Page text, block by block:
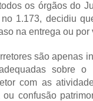
os órgãos do
1.173, decidiu
na entrega ou
são apenas
sobre
com as
confusão